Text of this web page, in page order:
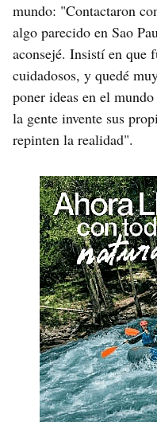
mundo: "Contactaron
algo parecido en Sao
aconsejé. Insistí en que
cuidadosos, y quedé
poner ideas en el
la gente invente sus
repinten la realidad".